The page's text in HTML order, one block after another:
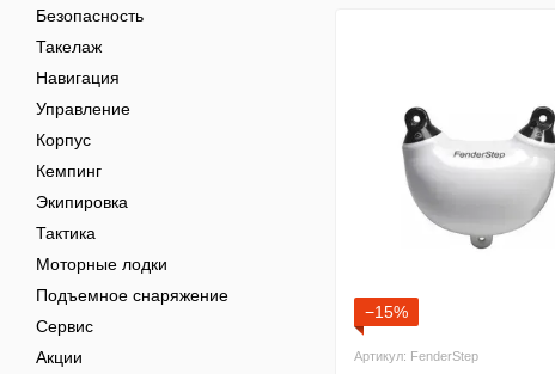
−15%
Артикул: FenderStep
Безопасность
Такелаж
Навигация
Управление
Корпус
Кемпинг
Экипировка
Тактика
Моторные лодки
Подъемное снаряжение
Сервис
Акции